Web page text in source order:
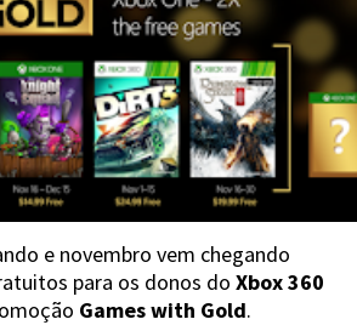
e novembro vem chegando
para os donos doXbox 360
Games with Gold.